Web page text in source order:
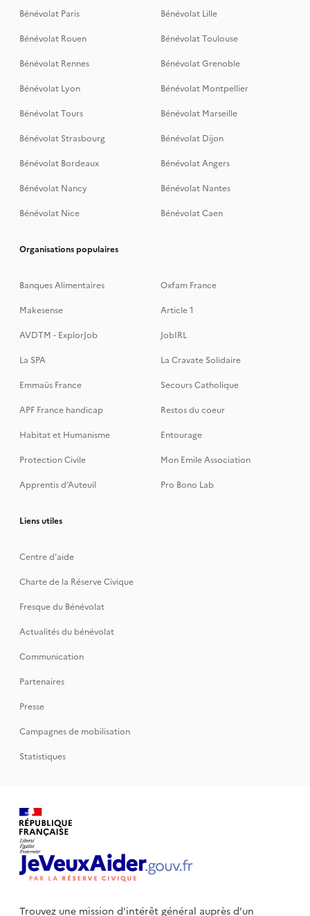
Bénévolat Paris
Bénévolat Lille
Bénévolat Rouen
Bénévolat Toulouse
Bénévolat Rennes
Bénévolat Grenoble
Bénévolat Lyon
Bénévolat Montpellier
Bénévolat Tours
Bénévolat Marseille
Bénévolat Strasbourg
Bénévolat Dijon
Bénévolat Bordeaux
Bénévolat Angers
Bénévolat Nancy
Bénévolat Nantes
Bénévolat Nice
Bénévolat Caen
Organisations populaires
Banques Alimentaires
Oxfam France
Makesense
Article 1
AVDTM - ExplorJob
JobIRL
La SPA
La Cravate Solidaire
Emmaüs France
Secours Catholique
APF France handicap
Restos du coeur
Habitat et Humanisme
Entourage
Protection Civile
Mon Emile Association
Apprentis d’Auteuil
Pro Bono Lab
Liens utiles
Centre d'aide
Charte de la Réserve Civique
Fresque du Bénévolat
Actualités du bénévolat
Communication
Partenaires
Presse
Campagnes de mobilisation
Statistiques
Trouvez une mission d'intérêt général auprès d’un